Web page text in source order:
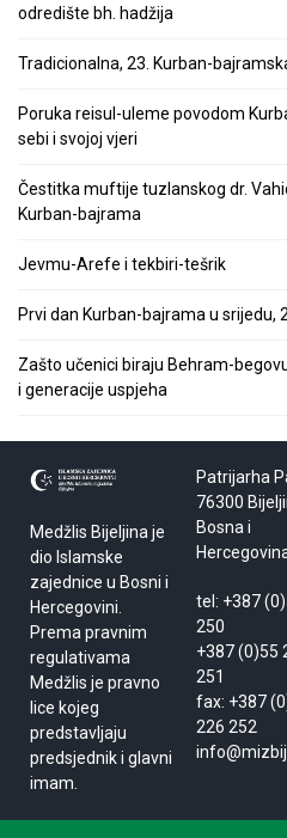
odredište bh. hadžija
Tradicionalna, 23. Kurban-
Poruka reisul-uleme povodom
sebi i svojoj vjeri
Čestitka muftije tuzlanskog dr.
Kurban-bajrama
Jevmu-Arefe i tekbiri-tešrik
Prvi dan Kurban-bajrama u srijedu,
Zašto učenici biraju Behram-
i generacije uspjeha
Medžlis Bijeljina je
dio Islamske
zajednice u Bosni i
Hercegovini.
Prema pravnim
regulativama
Medžlis je pravno
lice kojeg
predstavljaju
predsjednik i glavni
imam.
Patrijarha
76300
Bosna i
tel: +387
250
+387 (0)55
251
fax: +387
226 252